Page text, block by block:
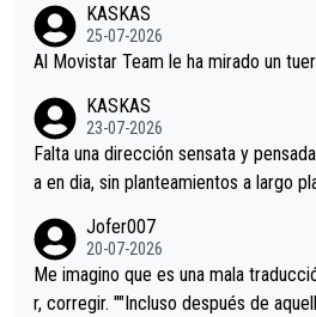
KASKAS
25-07-2026
Al Movistar Team le ha mirado un
KASKAS
23-07-2026
Falta una dirección sensata y
a en dia, sin planteamientos a largo
Minguez, Velez etc etc.Me da pena
tristes sin victorias.
Jofer007
20-07-2026
Me imagino que es una mala
r, corregir. ""Incluso después de